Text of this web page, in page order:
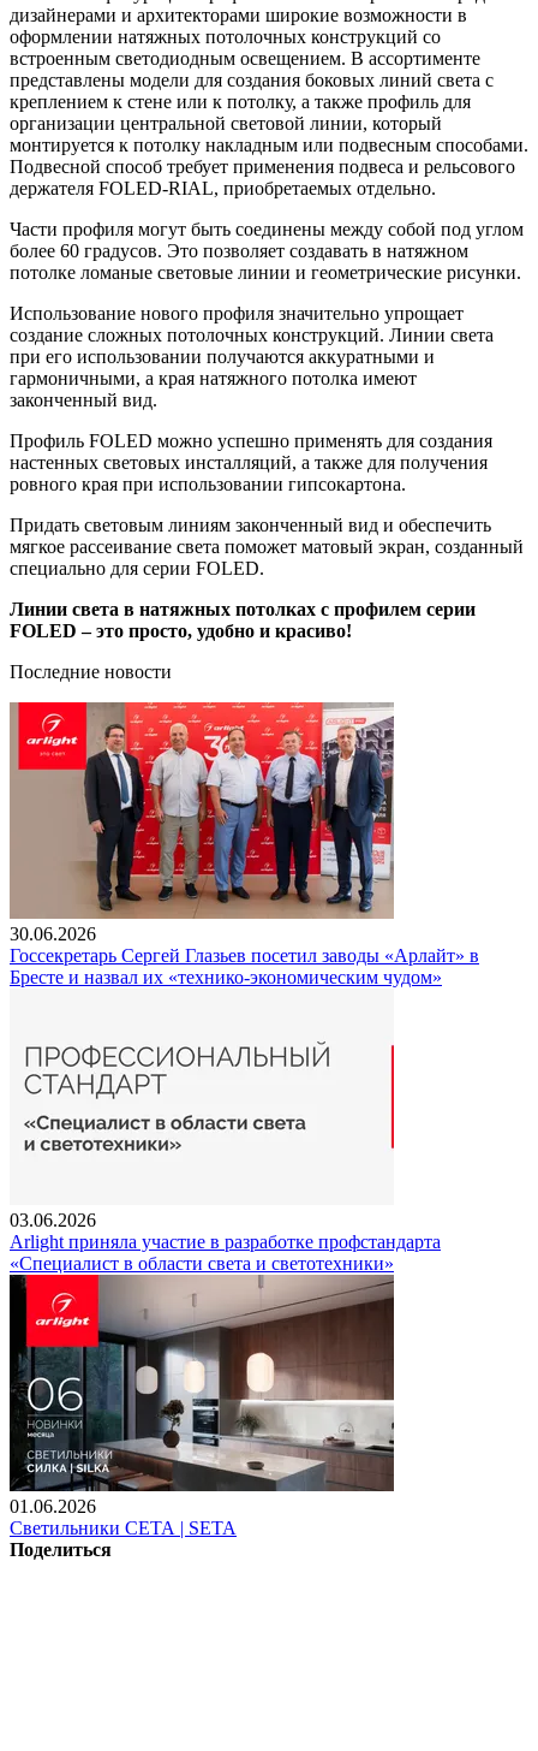
дизайнерами и архитекторами широкие возможности в
оформлении натяжных потолочных конструкций со
встроенным светодиодным освещением. В ассортименте
представлены модели для создания боковых линий света с
креплением к стене или к потолку, а также профиль для
организации центральной световой линии, который
монтируется к потолку накладным или подвесным способами.
Подвесной способ требует применения подвеса и рельсового
держателя FOLED-RIAL, приобретаемых отдельно.
Части профиля могут быть соединены между собой под углом
более 60 градусов. Это позволяет создавать в натяжном
потолке ломаные световые линии и геометрические рисунки.
Использование нового профиля значительно упрощает
создание сложных потолочных конструкций. Линии света
при его использовании получаются аккуратными и
гармоничными, а края натяжного потолка имеют
законченный вид.
Профиль FOLED можно успешно применять для создания
настенных световых инсталляций, а также для получения
ровного края при использовании гипсокартона.
Придать световым линиям законченный вид и обеспечить
мягкое рассеивание света поможет матовый экран, созданный
специально для серии FOLED.
Линии света в натяжных потолках с профилем серии
FOLED – это просто, удобно и красиво!
Последние новости
30.06.2026
Госсекретарь Сергей Глазьев посетил заводы «Арлайт» в
Бресте и назвал их «технико-экономическим чудом»
03.06.2026
Arlight приняла участие в разработке профстандарта
«Специалист в области света и светотехники»
01.06.2026
Светильники СЕТА | SETA
Поделиться